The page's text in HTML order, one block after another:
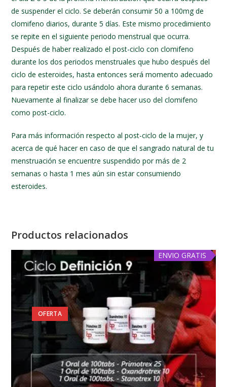
de suspender el ciclo. Se deberán consumir 50 a 100mg de
clomifeno diarios, durante 5 días. Este mismo procedimiento
se repite en el siguiente periodo menstrual que ocurra.
Después de haber realizado el post-ciclo con clomifeno
durante los dos periodos menstruales que hubo después del
ciclo de esteroides, hasta entonces será momento adecuado
para repetir este ciclo usándolo ahora durante 6 semanas.
Nuevamente al finalizar se debe hacer uso del clomifeno
como post-ciclo.
Para más información respecto al post-ciclo de la mujer, y
acerca de qué hacer en caso de que el sangrado natural de tu
menstruación se encuentre suspendido por más de 2
semanas o hasta 1 mes aún sin estar consumiendo
esteroides.
Productos relacionados
ENVIO GRATIS
OFERTA